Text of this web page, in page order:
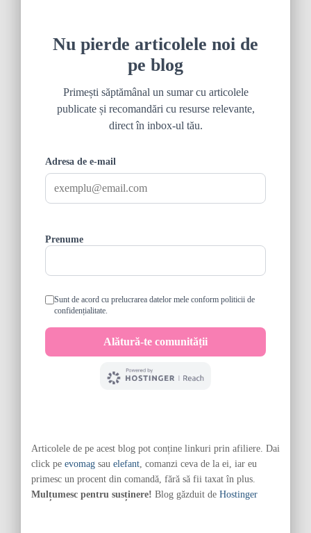
Articolele de pe acest blog pot conține linkuri prin afiliere. Dai
click pe evomag sau elefant, comanzi ceva de la ei, iar eu
primesc un procent din comandă, fără să fii taxat în plus.
Mulțumesc pentru susținere! Blog găzduit de Hostinger